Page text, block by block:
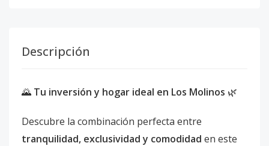
Descripción
🌄 Tu inversión y hogar ideal en Los Molinos 🌿
Descubre la combinación perfecta entre
tranquilidad, exclusividad y comodidad en este